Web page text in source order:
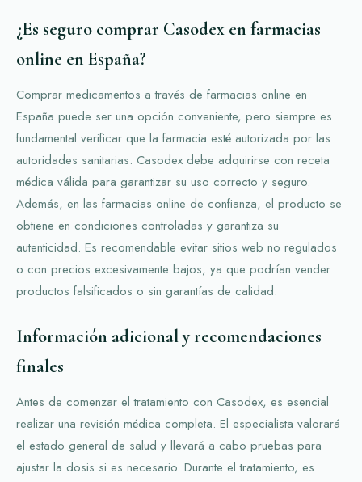
¿Es seguro comprar Casodex en farmacias
online en España?
Comprar medicamentos a través de farmacias online en
España puede ser una opción conveniente, pero siempre es
fundamental verificar que la farmacia esté autorizada por las
autoridades sanitarias. Casodex debe adquirirse con receta
médica válida para garantizar su uso correcto y seguro.
Además, en las farmacias online de confianza, el producto se
obtiene en condiciones controladas y garantiza su
autenticidad. Es recomendable evitar sitios web no regulados
o con precios excesivamente bajos, ya que podrían vender
productos falsificados o sin garantías de calidad.
Información adicional y recomendaciones
finales
Antes de comenzar el tratamiento con Casodex, es esencial
realizar una revisión médica completa. El especialista valorará
el estado general de salud y llevará a cabo pruebas para
ajustar la dosis si es necesario. Durante el tratamiento, es